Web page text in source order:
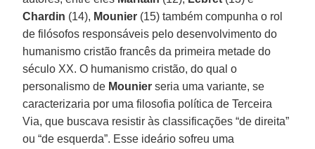
Chardin (14), Mounier (15) também compunha o rol
de filósofos responsáveis pelo desenvolvimento do
humanismo cristão francês da primeira metade do
século XX. O humanismo cristão, do qual o
personalismo de Mounier seria uma variante, se
caracterizaria por uma filosofia política de Terceira
Via, que buscava resistir às classificações “de direita”
ou “de esquerda”. Esse ideário sofreu uma